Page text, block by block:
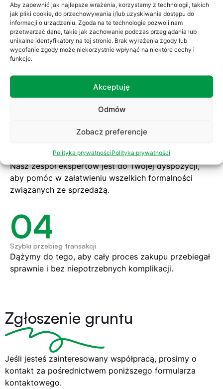
Aby zapewnić jak najlepsze wrażenia, korzystamy z technologii, takich
jak pliki cookie, do przechowywania i/lub uzyskiwania dostępu do
informacji o urządzeniu. Zgoda na te technologie pozwoli nam
przetwarzać dane, takie jak zachowanie podczas przeglądania lub
unikalne identyfikatory na tej stronie. Brak wyrażenia zgody lub
wycofanie zgody może niekorzystnie wpłynąć na niektóre cechy i
funkcje.
Akceptuję
Odmów
Zobacz preferencje
Polityka prywatnościPolityka prywatności
metodach oceny wartości gruntu.
02
Transparentność procesu
Zapewniamy pełną przejrzystość wszystkich etapów
transakcji, od pierwszego kontaktu po finalizację
sprzedaży.
Wsparcie prawne i administracyjne
Nasz zespół ekspertów jest do Twojej dyspozycji,
aby pomóc w załatwieniu wszelkich formalności
związanych ze sprzedażą.
04
Szybki przebieg transakcji
Dążymy do tego, aby cały proces zakupu przebiegał
sprawnie i bez niepotrzebnych komplikacji.
Zgłoszenie gruntu
Jeśli jesteś zainteresowany współpracą, prosimy o
kontakt za pośrednictwem poniższego formularza
kontaktowego.